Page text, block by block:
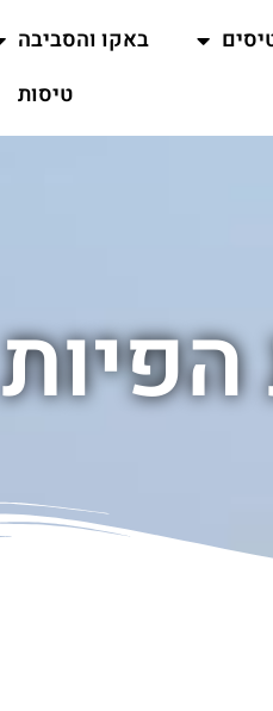
באקו והסביבה
טיסות